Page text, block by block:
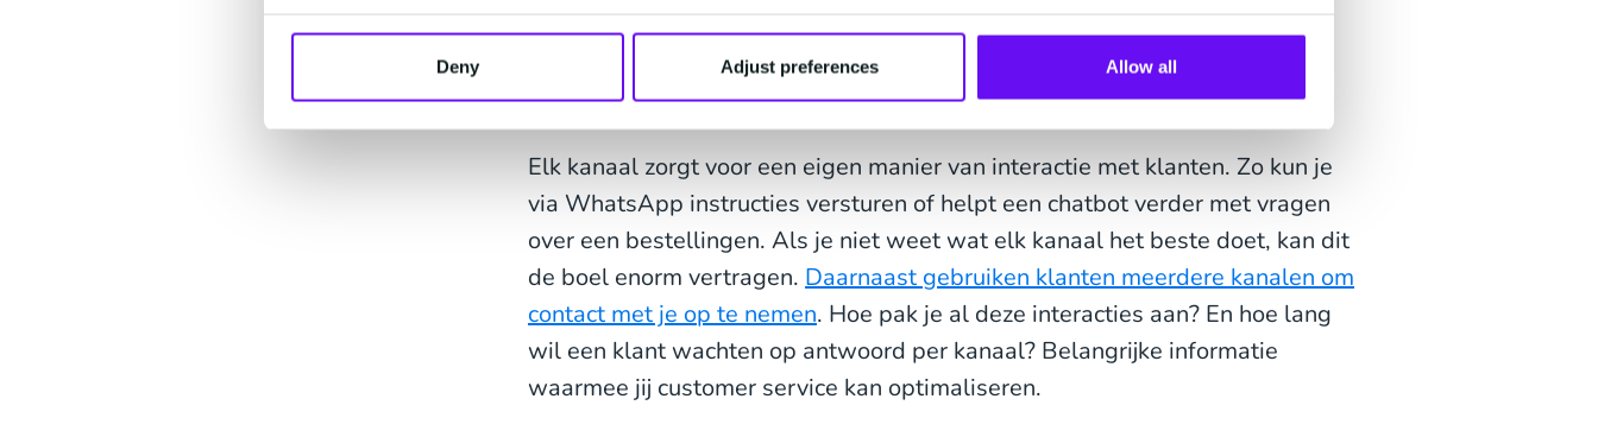
Deny Adjust preferences Allow all
werk moeten doen? En openingstijden, pas je die aan tijdens drukkere
momenten? Want, meer klanten, betekent meer interacties.
2. Klantinteracties over meerdere kanalen
Elk kanaal zorgt voor een eigen manier van interactie met klanten. Zo kun je
via WhatsApp instructies versturen of helpt een chatbot verder met vragen
over een bestellingen. Als je niet weet wat elk kanaal het beste doet, kan dit
de boel enorm vertragen. Daarnaast gebruiken klanten meerdere kanalen om
contact met je op te nemen. Hoe pak je al deze interacties aan? En hoe lang
wil een klant wachten op antwoord per kanaal? Belangrijke informatie
waarmee jij customer service kan optimaliseren.